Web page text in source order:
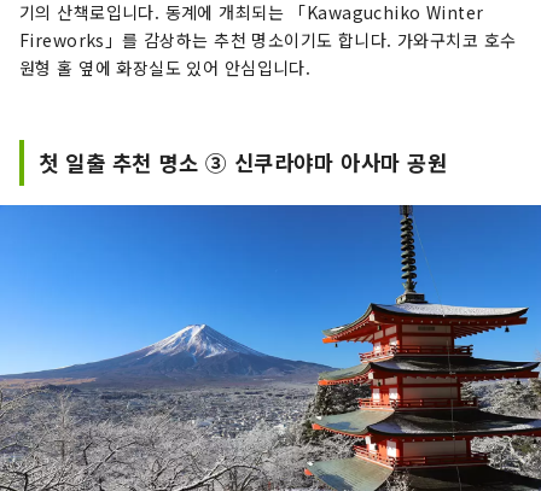
기의 산책로입니다. 동계에 개최되는 「Kawaguchiko Winter
Fireworks」를 감상하는 추천 명소이기도 합니다. 가와구치코 호수
원형 홀 옆에 화장실도 있어 안심입니다.
첫 일출 추천 명소 ③ 신쿠라야마 아사마 공원